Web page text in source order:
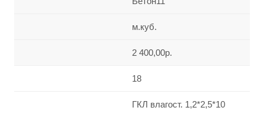
м.куб.
2 400,00р.
18
ГКЛ влагост. 1,2*2,5*10